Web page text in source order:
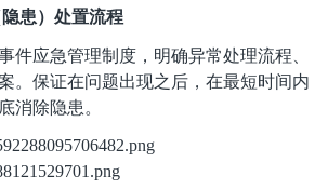
患）处置流程
件应急管理制度，明确异常处理流程、
。保证在问题出现之后，在最短时间内
消除隐患。